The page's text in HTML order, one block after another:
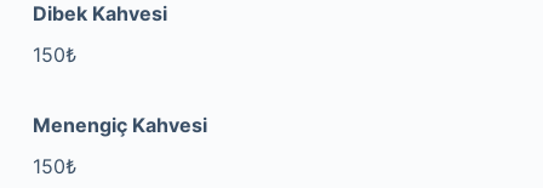
Dibek Kahvesi
150₺
Menengiç Kahvesi
150₺